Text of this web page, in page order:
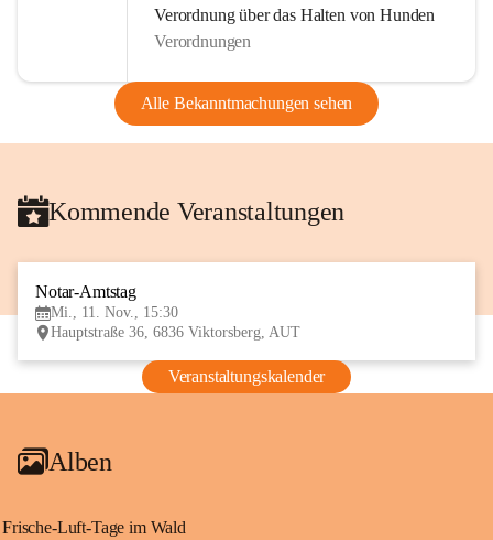
Verordnung über das Halten von Hunden
Verordnungen
Alle Bekanntmachungen sehen
Kommende Veranstaltungen
Notar-Amtstag
Mi., 11. Nov., 15:30
Hauptstraße 36, 6836 Viktorsberg, AUT
Veranstaltungskalender
Alben
Frische-Luft-Tage im Wald